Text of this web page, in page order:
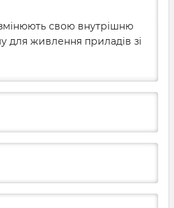
змінюють свою внутрішню
для живлення приладів зі